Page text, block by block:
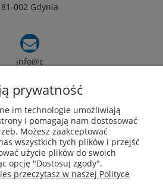
81-002 Gdynia
info@c
Pomoc
Moje konto
i dostawa
prywatność
im technologie umożliwiają
i pomagają nam dostosować
Możesz zaakceptować
wszystkich tych plików i przejść
użycie plików do swoich
opcję "Dostosuj zgody".
przeczytasz w naszej Polityce